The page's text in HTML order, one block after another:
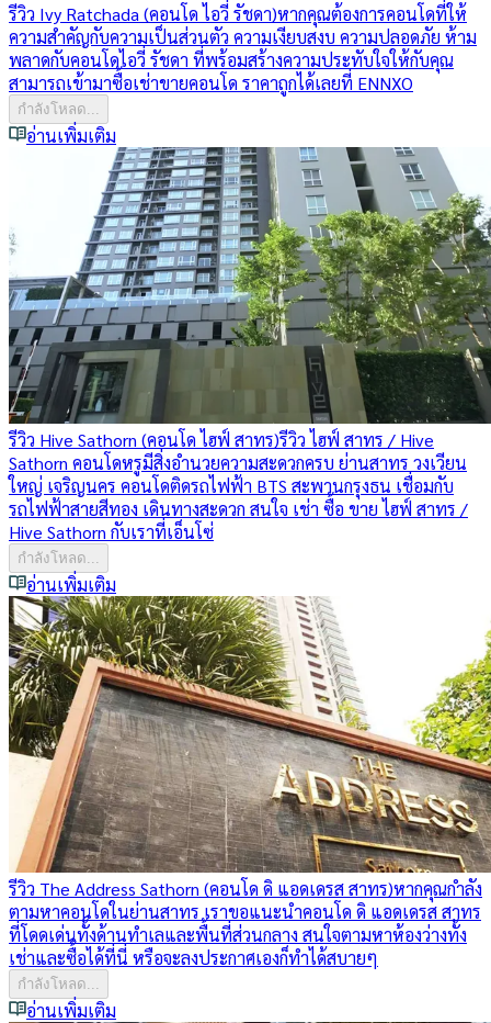
รีวิว Ivy Ratchada (คอนโด ไอวี่ รัชดา)หากคุณต้องการคอนโดที่ให้
ความสำคัญกับความเป็นส่วนตัว ความเงียบสงบ ความปลอดภัย ห้าม
พลาดกับคอนโดไอวี่ รัชดา ที่พร้อมสร้างความประทับใจให้กับคุณ
สามารถเข้ามาซื้อเช่าขายคอนโด ราคาถูกได้เลยที่ ENNXO
กำลังโหลด...
อ่านเพิ่มเติม
รีวิว Hive Sathorn (คอนโด ไฮฟ์ สาทร)รีวิว ไฮฟ์ สาทร / Hive
Sathorn คอนโดหรูมีสิ่งอำนวยความสะดวกครบ ย่านสาทร วงเวียน
ใหญ่ เจริญนคร คอนโดติดรถไฟฟ้า BTS สะพานกรุงธน เชื่อมกับ
รถไฟฟ้าสายสีทอง เดินทางสะดวก สนใจ เช่า ซื้อ ขาย ไฮฟ์ สาทร /
Hive Sathorn กับเราที่เอ็นโซ่
กำลังโหลด...
อ่านเพิ่มเติม
รีวิว The Address Sathorn (คอนโด ดิ แอดเดรส สาทร)หากคุณกำลัง
ตามหาคอนโดในย่านสาทร เราขอแนะนำคอนโด ดิ แอดเดรส สาทร
ที่โดดเด่นทั้งด้านทำเลและพื้นที่ส่วนกลาง สนใจตามหาห้องว่างทั้ง
เช่าและซื้อได้ที่นี่ หรือจะลงประกาศเองก็ทำได้สบายๆ
กำลังโหลด...
อ่านเพิ่มเติม